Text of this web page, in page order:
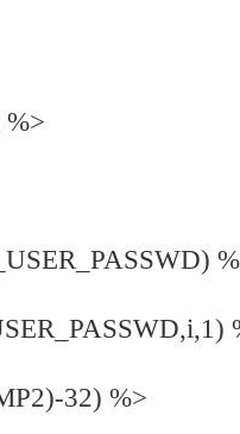
%>
32) %>